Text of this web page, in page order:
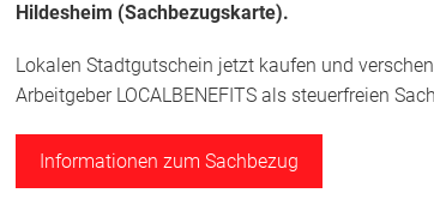
Hildesheim (Sachbezugskarte).
Lokalen Stadtgutschein jetzt kaufen und
Arbeitgeber LOCALBENEFITS als steuerfreien
Informationen zum Sachbezug